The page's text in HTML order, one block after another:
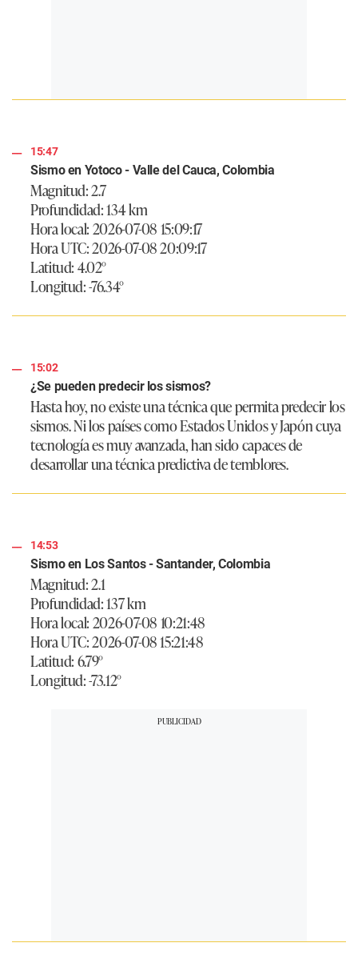
15:47
Sismo en Yotoco - Valle del Cauca, Colombia
Magnitud: 2.7
Profundidad: 134 km
Hora local: 2026-07-08 15:09:17
Hora UTC: 2026-07-08 20:09:17
Latitud: 4.02°
Longitud: -76.34°
15:02
¿Se pueden predecir los sismos?
Hasta hoy, no existe una técnica que permita predecir los
sismos. Ni los países como Estados Unidos y Japón cuya
tecnología es muy avanzada, han sido capaces de
desarrollar una técnica predictiva de temblores.
14:53
Sismo en Los Santos - Santander, Colombia
Magnitud: 2.1
Profundidad: 137 km
Hora local: 2026-07-08 10:21:48
Hora UTC: 2026-07-08 15:21:48
Latitud: 6.79°
Longitud: -73.12°